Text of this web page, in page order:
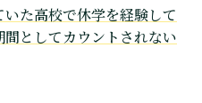
た高校で休学を経験して
としてカウントされない